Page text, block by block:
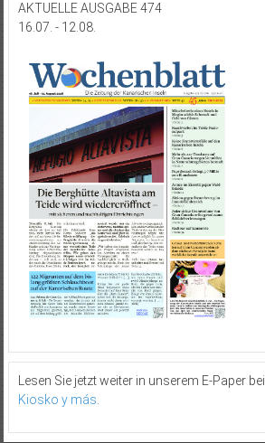
AKTUELLE AUSGABE 474
16.07. - 12.08.
Lesen Sie jetzt weiter in unserem E-Paper bei
Kiosko y más